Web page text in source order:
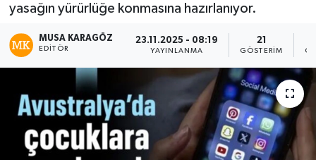
yasağın yürürlüğe konmasına hazırlanıyor.
MUSA KARAGÖZ
EDITÖR
23.11.2025 - 08:19
YAYINLANMA
21
GÖSTERIM
Haber Arşivi